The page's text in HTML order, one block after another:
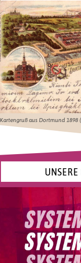
Kartengruß aus Dortmund 1898